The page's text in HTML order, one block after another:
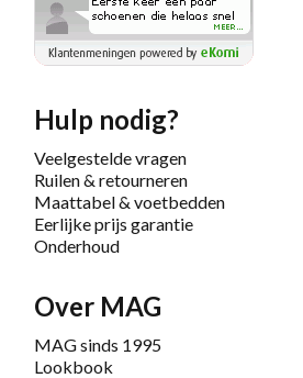
Hulp nodig?
Veelgestelde vragen
Ruilen & retourneren
Maattabel & voetbedden
Eerlijke prijs garantie
Onderhoud
Over MAG
MAG sinds 1995
Lookbook